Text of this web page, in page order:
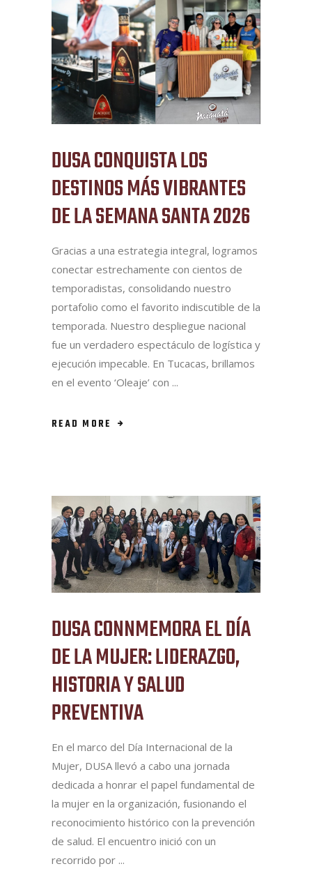
DUSA CONQUISTA LOS
DESTINOS MÁS VIBRANTES
DE LA SEMANA SANTA 2026
Gracias a una estrategia integral, logramos
conectar estrechamente con cientos de
temporadistas, consolidando nuestro
portafolio como el favorito indiscutible de la
temporada. Nuestro despliegue nacional
fue un verdadero espectáculo de logística y
ejecución impecable. En Tucacas, brillamos
en el evento ‘Oleaje’ con
READ MORE
DUSA CONNMEMORA EL DÍA
DE LA MUJER: LIDERAZGO,
HISTORIA Y SALUD
PREVENTIVA
En el marco del Día Internacional de la
Mujer, DUSA llevó a cabo una jornada
dedicada a honrar el papel fundamental de
la mujer en la organización, fusionando el
reconocimiento histórico con la prevención
de salud. El encuentro inició con un
recorrido por